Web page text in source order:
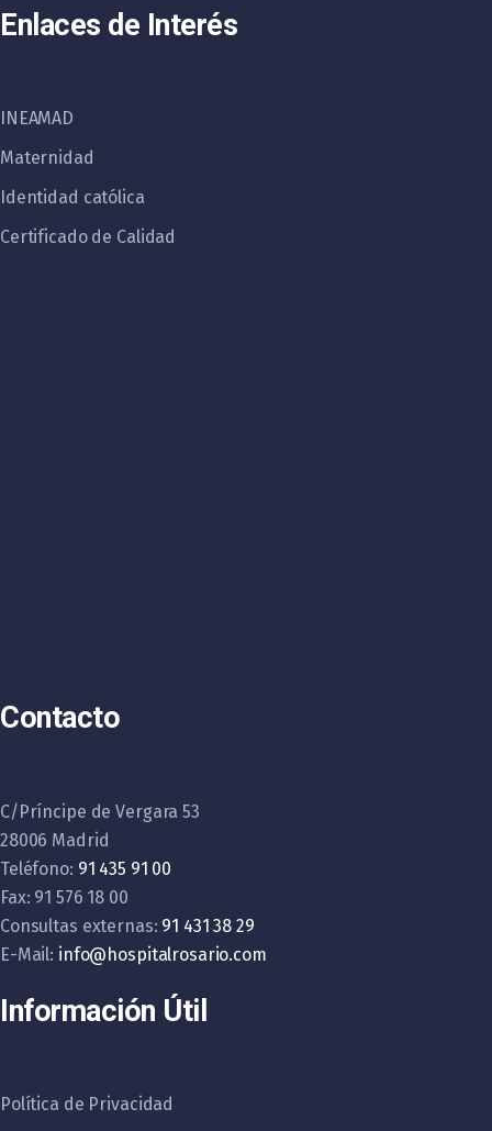
Enlaces de Interés
INEAMAD
Maternidad
Identidad católica
Certificado de Calidad
Contacto
C/Príncipe de Vergara 53
28006 Madrid
Teléfono: 91 435 91 00
Fax: 91 576 18 00
Consultas externas: 91 431 38 29
E-Mail: info@hospitalrosario.com
Información Útil
Política de Privacidad